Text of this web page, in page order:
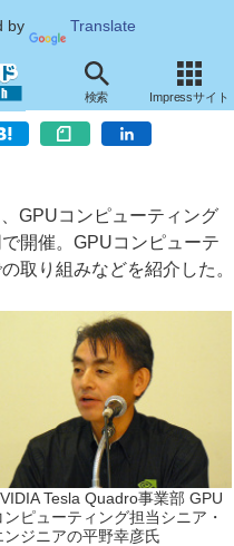
by Translate
検索 Impressサイト
グの現状を説明、拡張筐体
GPUコンピューティング
開催。GPUコンピューテ
取り組みなどを紹介した。
Tesla Quadro事業部 GPU
ンピューティング担当シニア・
ンジニアの平野幸彦氏